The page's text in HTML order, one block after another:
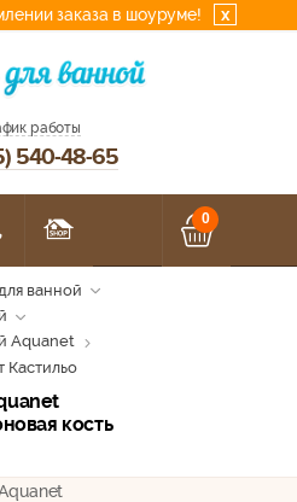
заказа в шоуруме! x
работы
540-48-65
0
ванной
Aquanet
Кастильо
кость